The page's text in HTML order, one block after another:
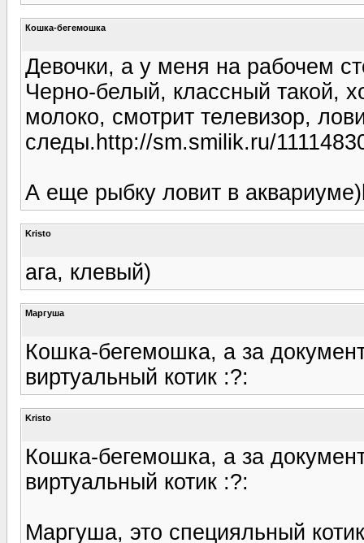
Кошка-бегемошка
Девочки, а у меня на рабочем
Черно-белый, классный такой,
молоко, смотрит телевизор,
следы.http://sm.smilik.ru/
А еще рыбку ловит в
Kristo
ага, клевый)
Маргуша
Кошка-бегемошка, а за
виртуальный котик :?:
Kristo
Кошка-бегемошка, а за
виртуальный котик :?:
Маргуша, это специяльный